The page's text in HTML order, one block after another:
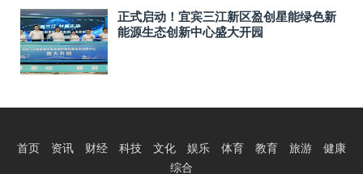
正式启动！宜宾三江新区盈创星能绿色新
能源生态创新中心盛大开园
首页 资讯 财经 科技 文化 娱乐 体育 教育 旅游
健康
综合